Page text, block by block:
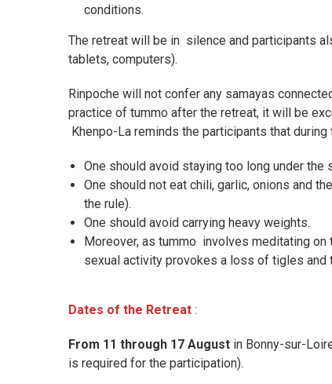
conditions.
The retreat will be in silence and participants
tablets, computers).
Rinpoche will not confer any samayas
practice of tummo after the retreat, it will be
Khenpo-La reminds the participants that
One should avoid staying too long under the
One should not eat chili, garlic, onions and
the rule).
One should avoid carrying heavy weights.
Moreover, as tummo involves meditating
sexual activity provokes a loss of tigles and
Dates of the Retreat :
From 11 through 17 August in Bonny-sur-
is required for the participation).